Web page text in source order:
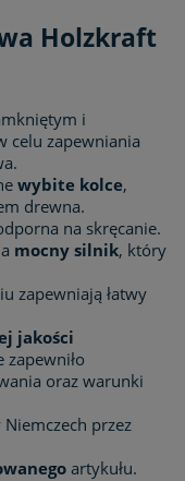
Holzkraft
i
celu zapewniania
wybite kolce,
drewna.
na skręcanie.
mocny silnik, który
zapewniają łatwy
jakości
zapewniło
oraz warunki
przez
artykułu.